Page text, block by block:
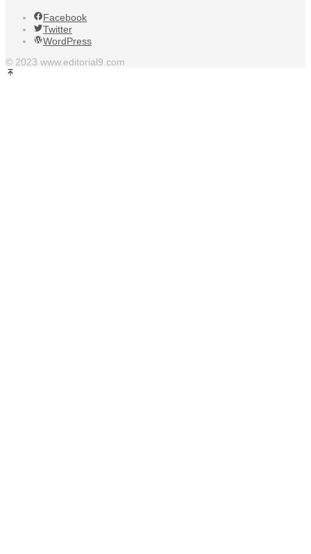
Facebook
Twitter
WordPress
© 2023 www.editorial9.com